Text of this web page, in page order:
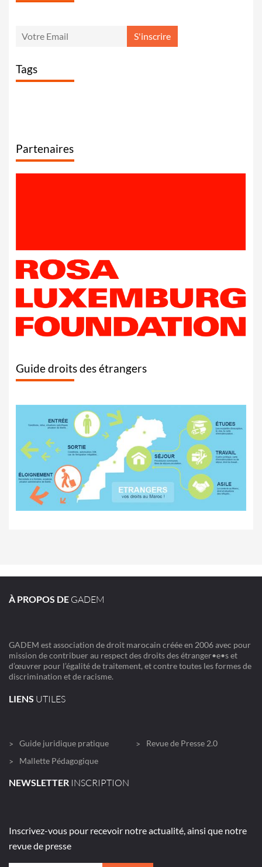
Tags
Partenaires
Guide droits des étrangers
À PROPOS DE GADEM
GADEM est association de droit marocain créée en 2006 avec pour
mission de contribuer au respect des droits des étranger•e•s et
d’œuvrer pour l’égalité de traitement, et contre toutes les formes de
discrimination et de racisme.
LIENS UTILES
Guide juridique pratique
Mallette Pédagogique
Revue de Presse 2.0
NEWSLETTER INSCRIPTION
Inscrivez-vous pour recevoir notre actualité, ainsi que notre
revue de presse